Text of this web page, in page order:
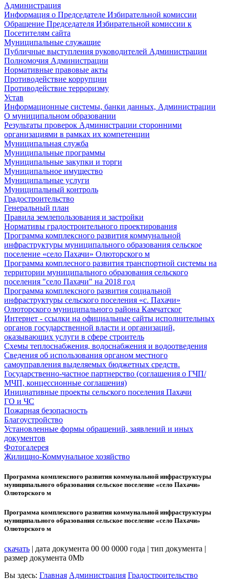
Администрация
Информация о Председателе Избирательной комиссии
Обращение Председателя Избирательной комиссии к
Посетителям сайта
Муниципальные служащие
Публичные выступления руководителей Администрации
Полномочия Администрации
Нормативные правовые акты
Противодействие коррупции
Противодействие терроризму
Устав
Информационные системы, банки данных, Администрации
О муниципальном образовании
Результаты проверок Администрации сторонними
организациями в рамках их компетенции
Муниципальная служба
Муниципальные программы
Муниципальные закупки и торги
Муниципальное имущество
Муниципальные услуги
Муниципальный контроль
Градостроительство
Генеральный план
Правила землепользования и застройки
Нормативы градостроительного проектирования
Программа комплексного развития коммунальной
инфраструктуры муниципального образования сельское
поселение «село Пахачи» Олюторского м
Программа комплесного развития транспортной системы на
территории муниципального образования сельского
поселения "село Пахачи" на 2018 год
Программа комплексного развития социальной
инфраструктуры сельского поселения «с. Пахачи»
Олюторского муниципального района Камчатског
Интернет - ссылки на официальные сайты исполнительных
органов государственной власти и организаций,
оказывающих услуги в сфере строитель
Схемы теплоснабжения, водоснабжения и водоотведения
Сведения об использования органом местного
самоуправления выделяемых бюджетных средств.
Государственно-частное партнерство (соглашения о ГЧП/
МЧП, концессионные соглашения)
Инициативные проекты сельского поселения Пахачи
ГО и ЧС
Пожарная безопасность
Благоустройство
Установленные формы обращений, заявлений и иных
документов
Фотогалерея
Жилищно-Коммунальное хозяйство
Программа комплексного развития коммунальной инфраструктуры
муниципального образования сельское поселение «село Пахачи»
Олюторского м
Программа комплексного развития коммунальной инфраструктуры
муниципального образования сельское поселение «село Пахачи»
Олюторского м
скачать | дата документа 00 00 0000 года | тип документа |
размер документа 0Mb
Вы здесь: Главная Администрация Градостроительство